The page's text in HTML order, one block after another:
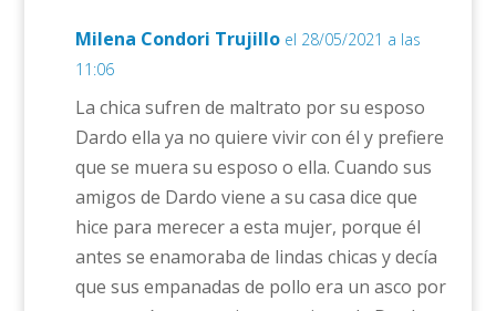
Milena Condori Trujillo el 28/05/2021 a las
11:06
La chica sufren de maltrato por su esposo
Dardo ella ya no quiere vivir con él y prefiere
que se muera su esposo o ella. Cuando sus
amigos de Dardo viene a su casa dice que
hice para merecer a esta mujer, porque él
antes se enamoraba de lindas chicas y decía
que sus empanadas de pollo era un asco por